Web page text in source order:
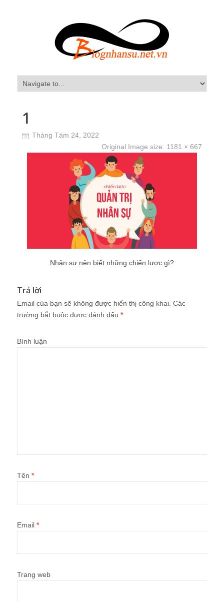
1
Tháng Tám 24, 2022
Original Image size: 1181 × 667
Nhân sự nên biết những chiến lược gì?
Trả lời
Email của bạn sẽ không được hiển thị công khai. Các
trường bắt buộc được đánh dấu *
Bình luận
Tên *
Email *
Trang web